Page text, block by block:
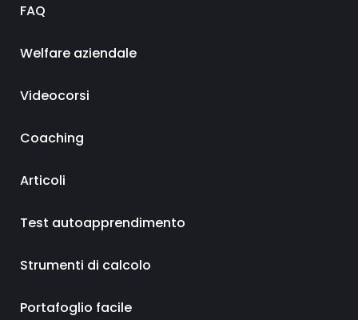
FAQ
Welfare aziendale
Videocorsi
Coaching
Articoli
Test autoapprendimento
Strumenti di calcolo
Portafoglio facile